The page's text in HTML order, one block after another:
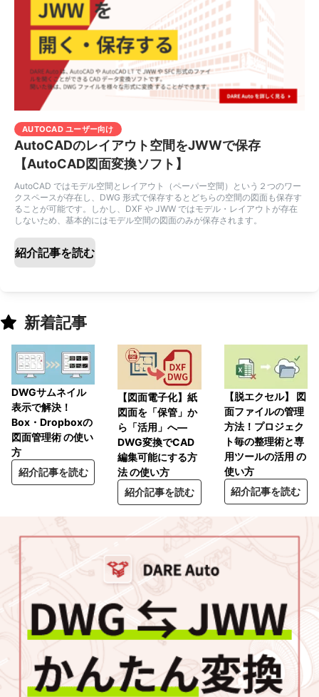
AUTOCAD ユーザー向け
AutoCADのレイアウト空間をJWWで保存
【AutoCAD図面変換ソフト】
AutoCAD ではモデル空間とレイアウト（ペーパー空間）という２つのワー
クスペースが存在し、DWG 形式で保存するとどちらの空間の図面も保存す
ることが可能です。しかし、DXF や JWW ではモデル・レイアウトが存在
しないため、基本的にはモデル空間の図面のみが保存されます。
紹介記事を読む
新着記事
DWGサムネイル
表示で解決！
Box・Dropboxの
図面管理術 の使い
方
紹介記事を読む
【図面電子化】紙
図面を「保管」か
ら「活用」へ―
DWG変換でCAD
編集可能にする方
法 の使い方
紹介記事を読む
【脱エクセル】 図
面ファイルの管理
方法！プロジェク
ト毎の整理術と専
用ツールの活用 の
使い方
紹介記事を読む